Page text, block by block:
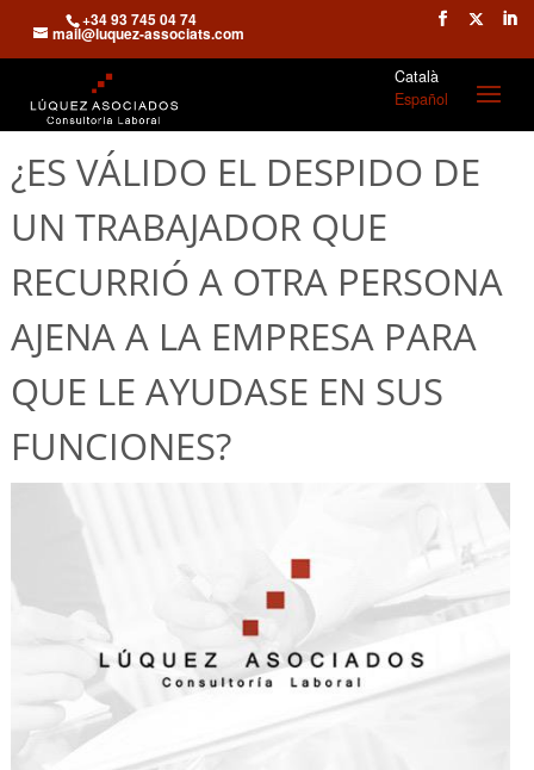
+34 93 745 04 74
mail@luquez-associats.com
Català
Español
¿ES VÁLIDO EL DESPIDO DE
UN TRABAJADOR QUE
RECURRIÓ A OTRA PERSONA
AJENA A LA EMPRESA PARA
QUE LE AYUDASE EN SUS
FUNCIONES?